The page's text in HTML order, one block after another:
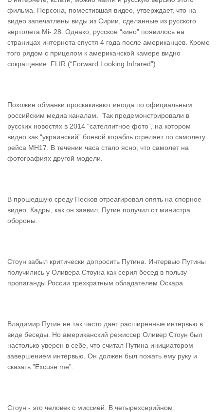
фильма. Персона, поместившая видео, утверждает, что на
видео запечатлены виды из Сирии, сделанные из русского
вертолета Mi- 28. Однако, русское “кино” появилось на
страницах интернета спустя 4 года после американцев. Кроме
того рядом с прицелом к американской камере видно
сокращение: FLIR (“Forward Looking Infrared”).
Похожие обманки проскакивают иногда по официальным
российским медиа каналам. Так продемонстрировали в
русских новостях в 2014 “сателлитное фото”, на котором
видно как “украинский” боевой корабль стреляет по самолету
рейса MH17. В течении часа стало ясно, что самолет на
фотографиях другой модели.
В прошедшую среду Песков отреагировал опять на спорное
видео. Кадры, как он заявил, Путин получил от министра
обороны.
Стоун забыл критически допросить Путина. Интервью Путины
получились у Оливера Стоуна как серия бесед в пользу
пропаганды России трехкратным обладателем Оскара.
Владимир Путин не так часто дает расширенные интервью в
виде беседы. Но американский режиссер Оливер Стоун был
настолько уверен в себе, что считал Путина инициатором
завершением интервью. Он должен был пожать ему руку и
сказать:”Excuse me”.
Стоун - это человек с миссией. В четырехсерийном